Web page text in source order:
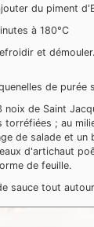
du piment
à 180°C
et démouler.
de purée
noix de Saint
torréfiées ; au
de salade et un
d'artichaut
de feuille.
sauce tout